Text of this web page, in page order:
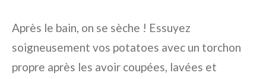
Après le bain, on se sèche ! Essuyez
soigneusement vos potatoes avec un torchon
propre après les avoir coupées, lavées et